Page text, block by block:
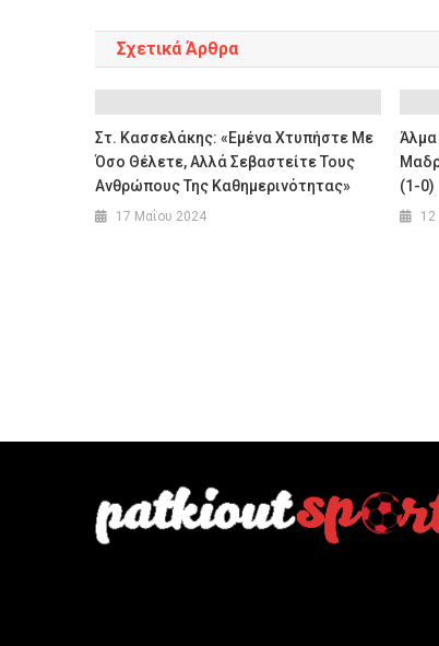
Σχετικά Άρθρα
Στ. Κασσελάκης: «Εμένα Χτυπήστε Με
Όσο Θέλετε, Αλλά Σεβαστείτε Τους
Ανθρώπους Της Καθημερινότητας»
17 Μαΐου 2024
Άλμα
(1-0)
12